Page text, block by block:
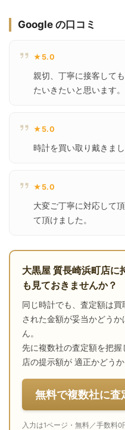
Google の口コミ
★5.0
親切、丁寧に接客して
たいきたいと思います。
★5.0
時計を買い取り戴きま
★5.0
大変ご丁寧に対応して
て頂けました。
大黒屋 質長崎浜町店に
も見ておきませんか？
同じ時計でも、査定額は
された金額が妥当かどう
ん。
先に複数社の査定額を把
店の提示額が 適正かどう
無料で複数社に査
入力は1ページ・無料／手数料0